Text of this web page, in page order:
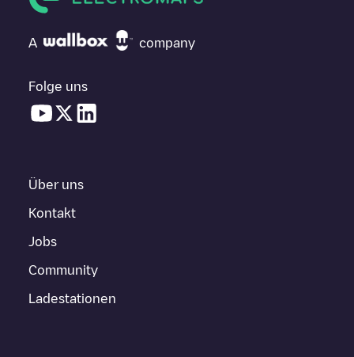
A company
Folge uns
Über uns
Kontakt
Jobs
Community
Ladestationen